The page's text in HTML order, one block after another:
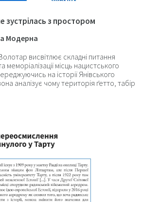
зустрілась з простором
Модерна
висвітлює складні питання
меморіалізації місць нацистського
на історії Янівського
аналізує чому територія ґетто, табір